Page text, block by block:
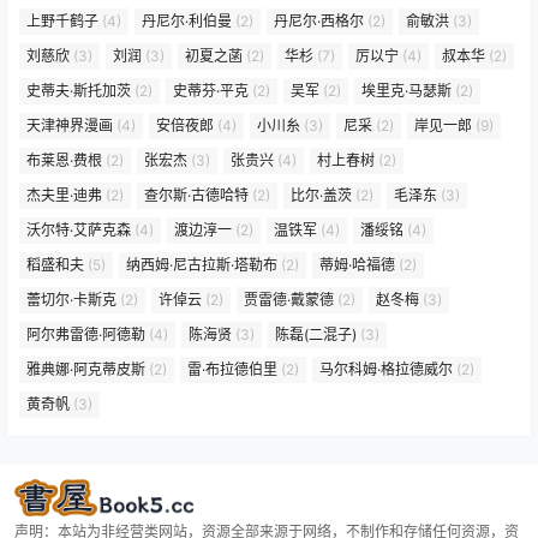
上野千鹤子 (4) 丹尼尔·利伯曼 (2) 丹尼尔·西格尔 (2) 俞敏洪 (3)
刘慈欣 (3) 刘润 (3) 初夏之菡 (2) 华杉 (7) 厉以宁 (4) 叔本华 (2)
史蒂夫·斯托加茨 (2) 史蒂芬·平克 (2) 吴军 (2) 埃里克·马瑟斯 (2)
天津神界漫画 (4) 安倍夜郎 (4) 小川糸 (3) 尼采 (2) 岸见一郎 (9)
布莱恩·费根 (2) 张宏杰 (3) 张贵兴 (4) 村上春树 (2)
杰夫里·迪弗 (2) 查尔斯·古德哈特 (2) 比尔·盖茨 (2) 毛泽东 (3)
沃尔特·艾萨克森 (4) 渡边淳一 (2) 温铁军 (4) 潘绥铭 (4)
稻盛和夫 (5) 纳西姆·尼古拉斯·塔勒布 (2) 蒂姆·哈福德 (2)
蕾切尔·卡斯克 (2) 许倬云 (2) 贾雷德·戴蒙德 (2) 赵冬梅 (3)
阿尔弗雷德·阿德勒 (4) 陈海贤 (3) 陈磊(二混子) (3)
雅典娜·阿克蒂皮斯 (2) 雷·布拉德伯里 (2) 马尔科姆·格拉德威尔 (2)
黄奇帆 (3)
声明：本站为非经营类网站，资源全部来源于网络，不制作和存储任何资源，资